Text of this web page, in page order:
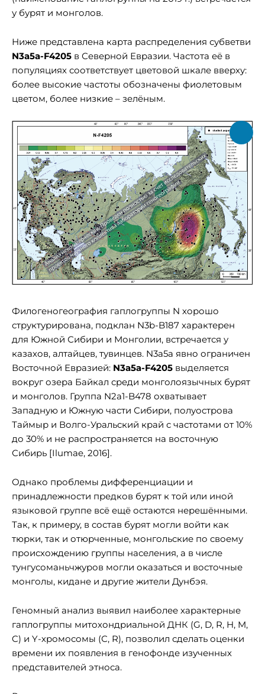
у бурят и монголов.
Ниже представлена карта распределения субветви
N3a5a-F4205 в Северной Евразии. Частота её в
популяциях соответствует цветовой шкале вверху:
более высокие частоты обозначены фиолетовым
цветом, более низкие – зелёным.
Филогеногеография гаплогруппы N хорошо
структурирована, подклан N3b-B187 характерен
для Южной Сибири и Монголии, встречается у
казахов, алтайцев, тувинцев. N3a5а явно ограничен
Восточной Евразией: N3a5а-F4205 выделяется
вокруг озера Байкал среди монголоязычных бурят
и монголов. Группа N2a1-B478 охватывает
Западную и Южную части Сибири, полуострова
Таймыр и Волго-Уральский край с частотами от 10%
до 30% и не распространяется на восточную
Сибирь [Ilumae, 2016].
Однако проблемы дифференциации и
принадлежности предков бурят к той или иной
языковой группе всё ещё остаются нерешёнными.
Так, к примеру, в состав бурят могли войти как
тюрки, так и отюрченные, монгольские по своему
происхождению группы населения, а в числе
тунгусоманьчжуров могли оказаться и восточные
монголы, кидане и другие жители Дунбэя.
Геномный анализ выявил наиболее характерные
гаплогруппы митохондриальной ДНК (G, D, R, H, M,
C) и Y-хромосомы (С, R), позволил сделать оценки
времени их появления в генофонде изученных
представителей этноса.